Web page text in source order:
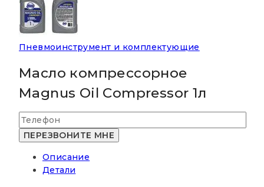
Пневмоинструмент и комплектующие
Масло компрессорное
Magnus Oil Compressor 1л
Описание
Детали